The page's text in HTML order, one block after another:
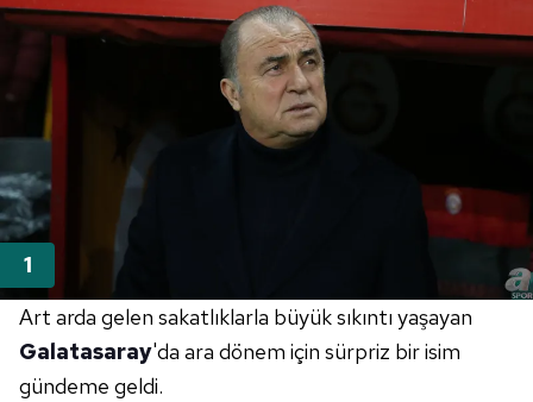
Art arda gelen sakatlıklarla büyük sıkıntı yaşayan
Galatasaray'da ara dönem için sürpriz bir isim
gündeme geldi.